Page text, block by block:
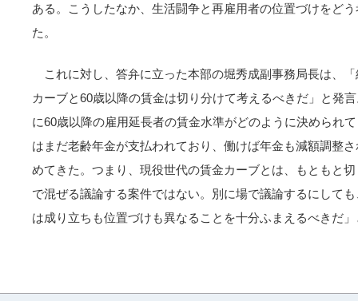
ある。こうしたなか、生活闘争と再雇用者の位置づけをど
た。
これに対し、答弁に立った本部の堀秀成副事務局長は、
カーブと60歳以降の賃金は切り分けて考えるべきだ」と発
に60歳以降の雇用延長者の賃金水準がどのように決められ
はまだ老齢年金が支払われており、働けば年金も減額調整
めてきた。つまり、現役世代の賃金カーブとは、もともと
で混ぜる議論する案件ではない。別に場で議論するにして
は成り立ちも位置づけも異なることを十分ふまえるべきだ